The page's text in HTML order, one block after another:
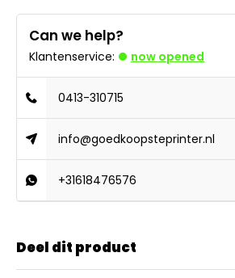
Can we help?
Klantenservice: now opened
0413-310715
info@goedkoopsteprinter.nl
+31618476576
Deel dit product